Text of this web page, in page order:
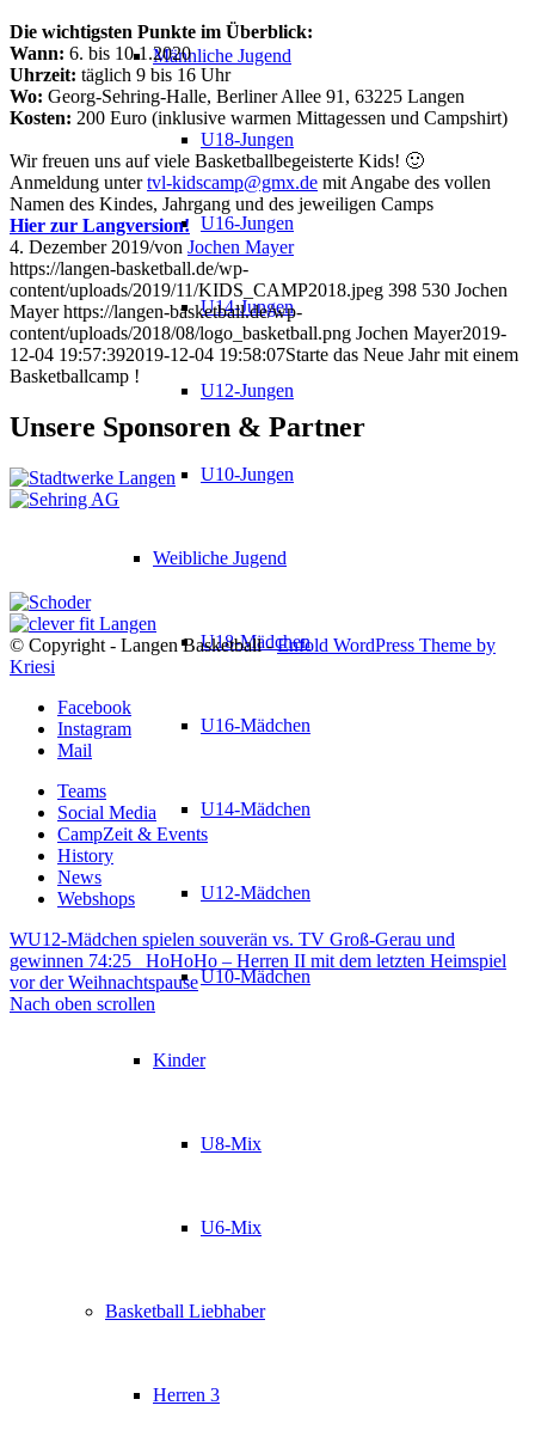
Männliche Jugend
U18-Jungen
U16-Jungen
U14-Jungen
U12-Jungen
U10-Jungen
Weibliche Jugend
U18-Mädchen
U16-Mädchen
U14-Mädchen
U12-Mädchen
U10-Mädchen
Kinder
U8-Mix
U6-Mix
Basketball Liebhaber
Herren 3
Die wichtigsten Punkte im Überblick:
Wann: 6. bis 10.1.2020
Uhrzeit: täglich 9 bis 16 Uhr
Wo: Georg-Sehring-Halle, Berliner Allee 91, 63225 Langen
Kosten: 200 Euro (inklusive warmen Mittagessen und Campshirt)
Wir freuen uns auf viele Basketballbegeisterte Kids! 🙂
Anmeldung untertvl-kidscamp@gmx.de mit Angabe des vollen
Namen des Kindes, Jahrgang und des jeweiligen Camps
Hier zur Langversion!
4. Dezember 2019/von Jochen Mayer
https://langen-basketball.de/wp-
content/uploads/2019/11/KIDS_CAMP2018.jpeg 398 530 Jochen
Mayer https://langen-basketball.de/wp-
content/uploads/2018/08/logo_basketball.png Jochen Mayer2019-
12-04 19:57:392019-12-04 19:58:07Starte das Neue Jahr mit einem
Basketballcamp !
Unsere Sponsoren & Partner
© Copyright - Langen Basketball -Enfold WordPress Theme by
Kriesi
Facebook
Instagram
Mail
Teams
Social Media
CampZeit & Events
History
News
Webshops
WU12-Mädchen spielen souverän vs. TV Groß-Gerau und
gewinnen 74:25
HoHoHo – Herren II mit dem letzten Heimspiel
vor der Weihnachtspause
Nach oben scrollen